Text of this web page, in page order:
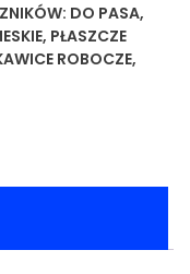
DO PASA,
, PŁASZCZE
ROBOCZE,